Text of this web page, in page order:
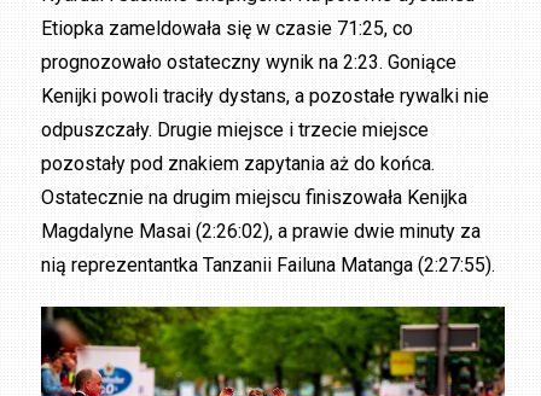
Etiopka zameldowała się w czasie 71:25, co
prognozowało ostateczny wynik na 2:23. Goniące
Kenijki powoli traciły dystans, a pozostałe rywalki nie
odpuszczały. Drugie miejsce i trzecie miejsce
pozostały pod znakiem zapytania aż do końca.
Ostatecznie na drugim miejscu finiszowała Kenijka
Magdalyne Masai (2:26:02), a prawie dwie minuty za
nią reprezentantka Tanzanii Failuna Matanga (2:27:55).